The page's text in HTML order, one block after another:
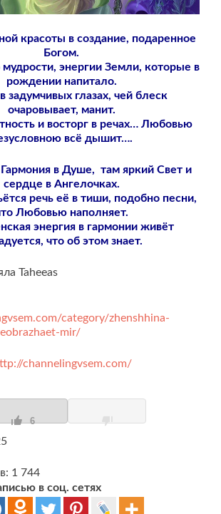
красоты в создание, подаренное
Богом.
мудрости, энергии Земли, которые в
рождении напитало.
задумчивых глазах, чей блеск
очаровывает, манит.
и восторг в речах… Любовью
всё дышит….
в Душе, там яркий Свет и
сердце в Ангелочках.
речь её в тиши, подобно песни,
Любовью наполняет.
энергия в гармонии живёт
что об этом знает.
Taheeas
category/zhenshhina-
mir/
channelingvsem.com/
6
1 744
в соц. сетях